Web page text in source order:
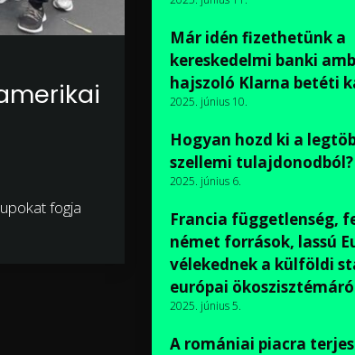
fogja
Már idén fizethetünk a
kereskedelmi banki
hajszoló Klarna betéti
2025. június 10.
Hogyan hozd ki a
szellemi tulajdonodból?
2025. június 6.
Francia függetlenség,
német források, lassú
vélekednek a külföldi
európai
2025. június 5.
A romániai piacra